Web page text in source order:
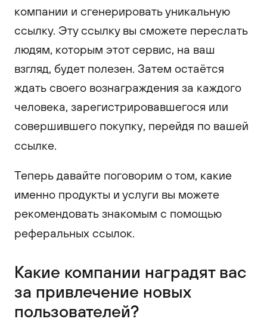
компании и сгенерировать уникальную
ссылку. Эту ссылку вы сможете переслать
людям, которым этот сервис, на ваш
взгляд, будет полезен. Затем остаётся
ждать своего вознаграждения за каждого
человека, зарегистрировавшегося или
совершившего покупку, перейдя по вашей
ссылке.
Теперь давайте поговорим о том, какие
именно продукты и услуги вы можете
рекомендовать знакомым с помощью
реферальных ссылок.
Какие компании наградят вас
за привлечение новых
пользователей?